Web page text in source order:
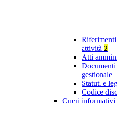
Riferimenti
attività 2
Atti
Documenti
gestionale
Statuti e
Codice
Oneri informativi